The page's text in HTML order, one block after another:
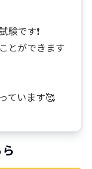
験です❗
とができます
ています🥰